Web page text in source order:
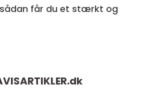
sådan får du et stærkt og
dk